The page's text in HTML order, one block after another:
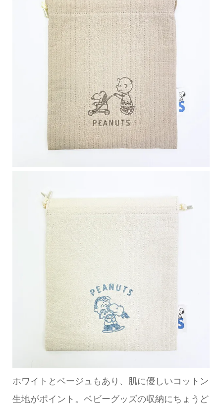
ホワイトとベージュもあり、肌に優しいコットン
生地がポイント。ベビーグッズの収納にちょうど